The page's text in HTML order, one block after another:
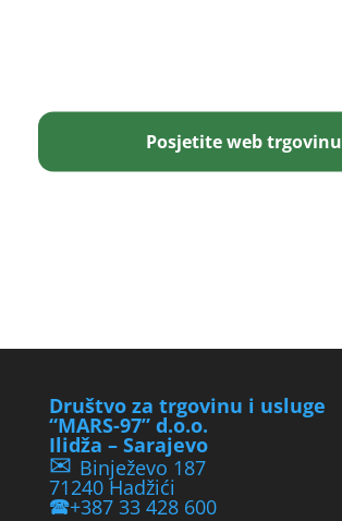
Posjetite web trgovinu
Društvo za trgovinu i usluge
“MARS-97” d.o.o.
Ilidža – Sarajevo
✉Binježevo 187
71240 Hadžići
🕿+387 33 428 600